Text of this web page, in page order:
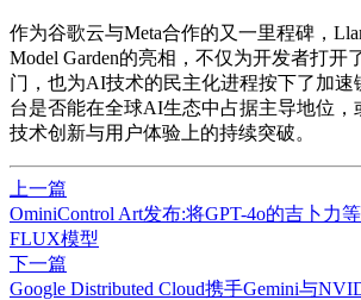
作为谷歌云与Meta合作的又一里程碑，
Model Garden的亮相，不仅为开发者打开
门，也为AI技术的民主化进程按下了加速
台是否能在全球AI生态中占据主导地位，
技术创新与用户体验上的持续突破。
上一篇
OminiControl Art发布:将GPT-4o的吉卜力
FLUX模型
下一篇
Google Distributed Cloud携手Gemini与